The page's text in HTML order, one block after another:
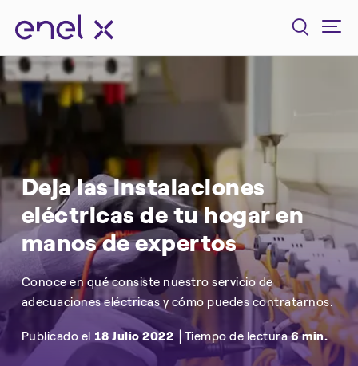
Deja las instalaciones
eléctricas de tu hogar en
manos de expertos
Conoce en qué consiste nuestro servicio de
adecuaciones eléctricas y cómo puedes contratarnos.
Publicado el 18 Julio 2022 Tiempo de lectura 6 min.